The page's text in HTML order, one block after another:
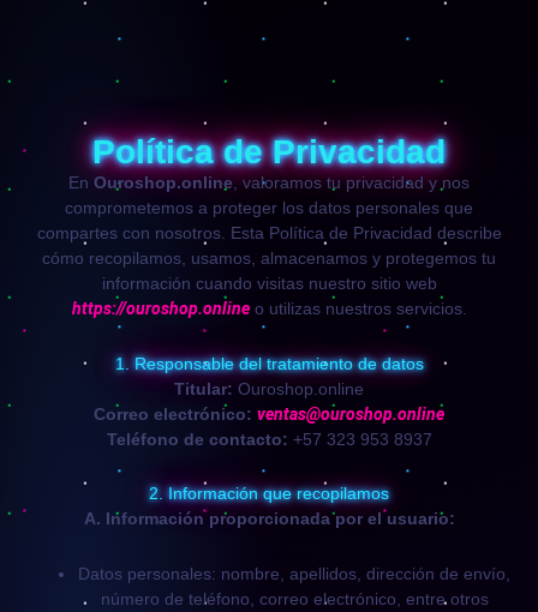
Política de Privacidad
En Ouroshop.online, valoramos tu privacidad y nos
comprometemos a proteger los datos personales que
compartes con nosotros. Esta Política de Privacidad describe
cómo recopilamos, usamos, almacenamos y protegemos tu
información cuando visitas nuestro sitio web
https://ouroshop.onlineo utilizas nuestros servicios.
1. Responsable del tratamiento de datos
Titular: Ouroshop.online
Correo electrónico: ventas@ouroshop.online
Teléfono de contacto: +57 323 953 8937
2. Información que recopilamos
A. Información proporcionada por el usuario:
Datos personales: nombre, apellidos, dirección de envío,
número de teléfono, correo electrónico, entre otros